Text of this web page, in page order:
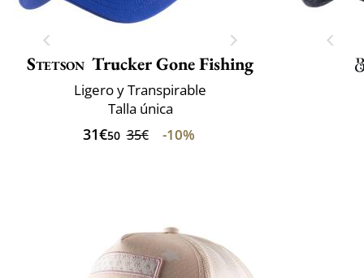
Stetson Trucker Gone Fishing
Ligero y Transpirable
Talla única
31€50 35€ -10%